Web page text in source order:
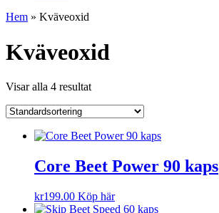
Hem » Kväveoxid
Kväveoxid
Visar alla 4 resultat
Core Beet Power 90 kaps
kr199.00 Köp här